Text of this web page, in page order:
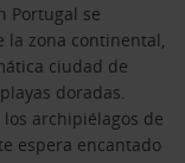
Portugal se
zona continental,
ciudad de
doradas.
archipiélagos de
espera encantado